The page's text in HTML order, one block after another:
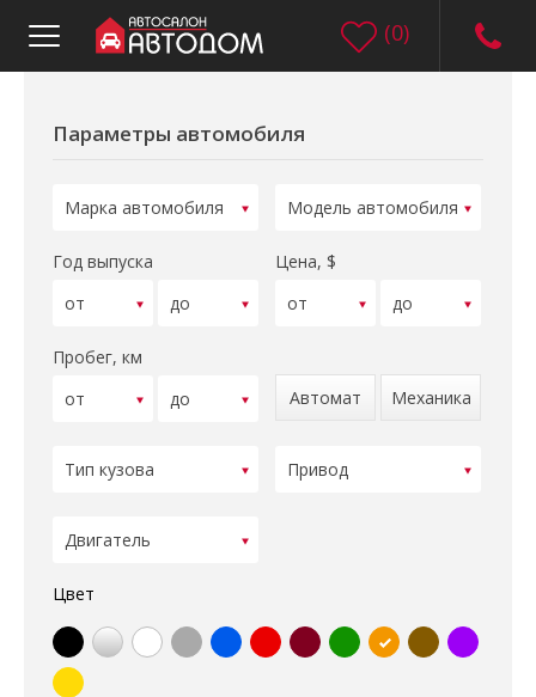
(0)
Параметры автомобиля
Год выпуска Цена, $
Пробег, км
Автомат
Механика
Цвет